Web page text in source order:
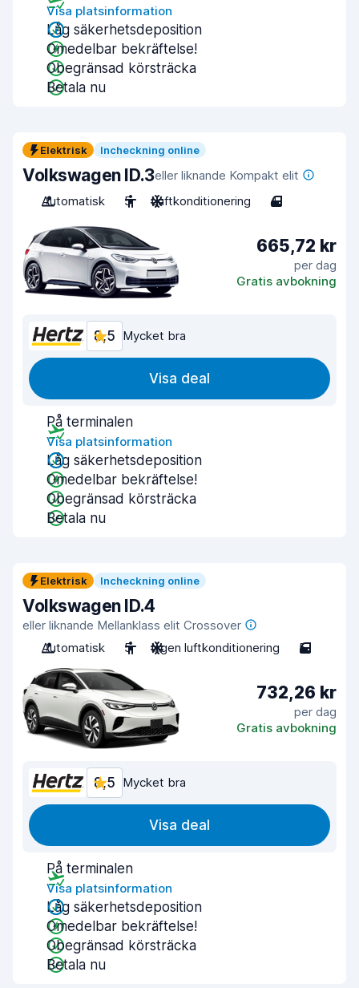
Visa platsinformation
Låg säkerhetsdeposition
Omedelbar bekräftelse!
Obegränsad körsträcka
Betala nu
Elektrisk Incheckning online
Volkswagen ID.3eller liknande Kompakt elit
Automatisk
5 Luftkonditionering 4
665,72 kr
per dag
Gratis avbokning
8,5 Mycket bra
Visa deal
På terminalen
Visa platsinformation
Låg säkerhetsdeposition
Omedelbar bekräftelse!
Obegränsad körsträcka
Betala nu
Elektrisk Incheckning online
Volkswagen ID.4
eller liknande Mellanklass elit Crossover
Automatisk
5 Ingen luftkonditionering 5
732,26 kr
per dag
Gratis avbokning
8,5 Mycket bra
Visa deal
På terminalen
Visa platsinformation
Låg säkerhetsdeposition
Omedelbar bekräftelse!
Obegränsad körsträcka
Betala nu